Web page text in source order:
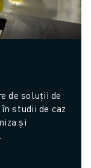
de soluții de
studii de caz
și